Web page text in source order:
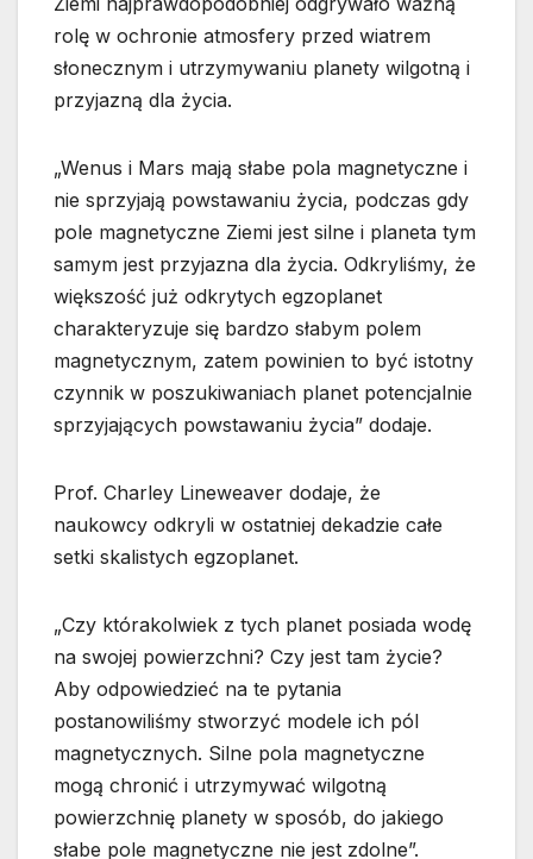
rolę w ochronie atmosfery przed wiatrem
słonecznym i utrzymywaniu planety wilgotną i
przyjazną dla życia.
„Wenus i Mars mają słabe pola magnetyczne i
nie sprzyjają powstawaniu życia, podczas gdy
pole magnetyczne Ziemi jest silne i planeta tym
samym jest przyjazna dla życia. Odkryliśmy, że
większość już odkrytych egzoplanet
charakteryzuje się bardzo słabym polem
magnetycznym, zatem powinien to być istotny
czynnik w poszukiwaniach planet potencjalnie
sprzyjających powstawaniu życia” dodaje.
Prof. Charley Lineweaver dodaje, że
naukowcy odkryli w ostatniej dekadzie całe
setki skalistych egzoplanet.
„Czy którakolwiek z tych planet posiada wodę
na swojej powierzchni? Czy jest tam życie?
Aby odpowiedzieć na te pytania
postanowiliśmy stworzyć modele ich pól
magnetycznych. Silne pola magnetyczne
mogą chronić i utrzymywać wilgotną
powierzchnię planety w sposób, do jakiego
słabe pole magnetyczne nie jest zdolne”.